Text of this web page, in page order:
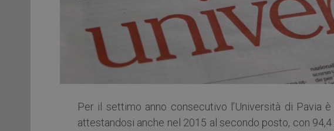
Per il settimo anno consecutivo l’Università di Pavia
attestandosi anche nel 2015 al secondo posto, con